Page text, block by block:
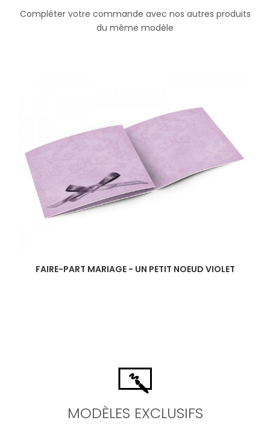
Compléter votre commande avec nos autres produits
du même modèle
FAIRE-PART MARIAGE - UN PETIT NOEUD VIOLET
MODÈLES EXCLUSIFS